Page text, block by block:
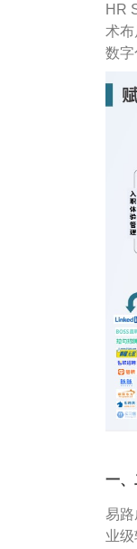
HR
术布
数字
一
易
业